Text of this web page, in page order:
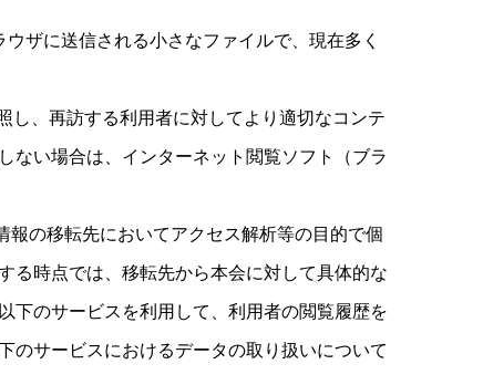
ザに送信される小さなファイルで、現在多く
し、再訪する利用者に対してより適切なコンテ
ない場合は、インターネット閲覧ソフト（ブラ
報の移転先においてアクセス解析等の目的で個
る時点では、移転先から本会に対して具体的な
下のサービスを利用して、利用者の閲覧履歴を
のサービスにおけるデータの取り扱いについて